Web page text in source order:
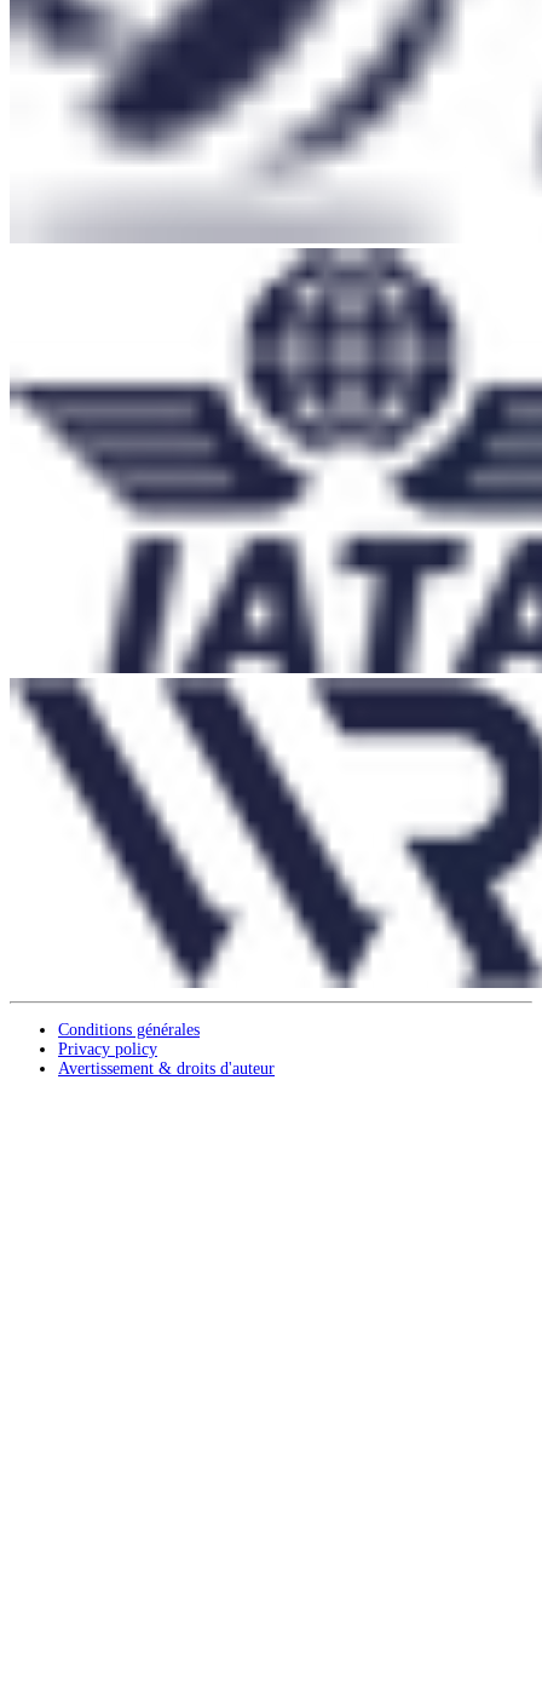
Conditions générales
Privacy policy
Avertissement & droits d'auteur